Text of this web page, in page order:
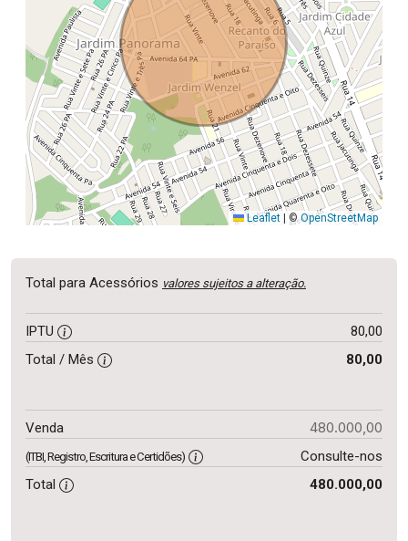
Leaflet | ©OpenStreetMap
Total para Acessórios valores sujeitos a alteração.
IPTU
80,00
Total / Mês
80,00
Venda 480.000,00
(ITBI, Registro, Escritura e Certidões)
Consulte-nos
Total
480.000,00